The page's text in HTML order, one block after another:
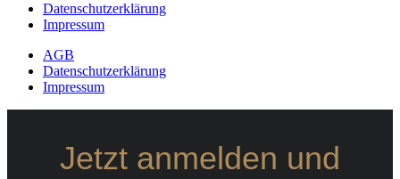
Datenschutzerklärung
Impressum
AGB
Datenschutzerklärung
Impressum
Jetzt anmelden und